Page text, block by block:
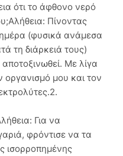
ότι το άφθονο νερό
Πίνοντας
(φυσικά ανάμεσα
τη διάρκειά τους)
Με λίγα
μου και τον
Για να
φρόντισε να τα
ισορροπημένης